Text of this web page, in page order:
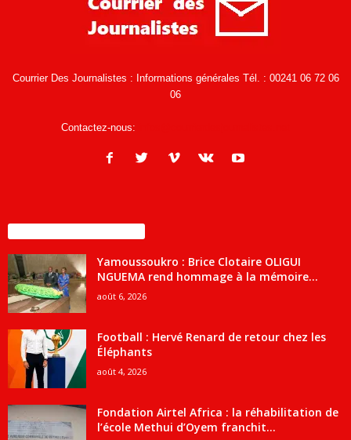
Courrier Des Journalistes : Informations générales Tél. : 00241 06 72 06
06
Contactez-nous:
Yamoussoukro : Brice Clotaire OLIGUI
NGUEMA rend hommage à la mémoire...
août 6, 2026
Football : Hervé Renard de retour chez les
Éléphants
août 4, 2026
Fondation Airtel Africa : la réhabilitation de
l’école Methui d’Oyem franchit...